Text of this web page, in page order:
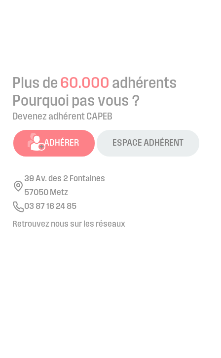
Plus de 60.000 adhérents
Pourquoi pas vous ?
Devenez adhérent CAPEB
ADHÉRER ESPACE ADHÉRENT
39 Av. des 2 Fontaines
57050 Metz
03 87 16 24 85
Retrouvez nous sur les réseaux